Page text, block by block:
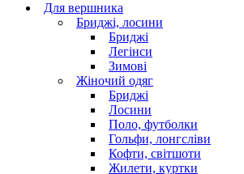
Для вершника
Бриджі, лосини
Бриджі
Легінси
Зимові
Жіночий одяг
Бриджі
Лосини
Поло, футболки
Гольфи, лонгсліви
Кофти, світшоти
Жилети, куртки